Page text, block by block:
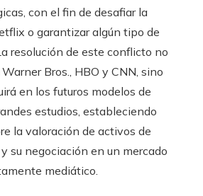
con el fin de desafiar la
o garantizar algún tipo de
resolución de este conflicto no
Bros., HBO y CNN, sino
en los futuros modelos de
estudios, estableciendo
la valoración de activos de
su negociación en un mercado
mediático.